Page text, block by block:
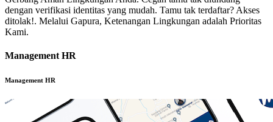
dengan verifikasi identitas yang mudah. Tamu tak terdaftar? Akses
ditolak!. Melalui Gapura, Ketenangan Lingkungan adalah Prioritas
Kami.
Management HR
Management HR